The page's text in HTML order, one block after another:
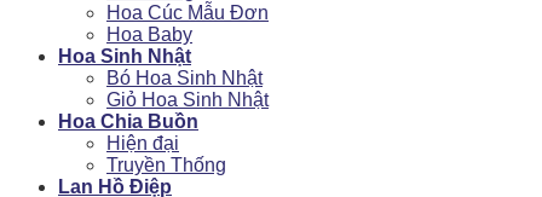
Hoa Cúc Mẫu Đơn
Hoa Baby
Hoa Sinh Nhật
Bó Hoa Sinh Nhật
Giỏ Hoa Sinh Nhật
Hoa Chia Buồn
Hiện đại
Truyền Thống
Lan Hồ Điệp